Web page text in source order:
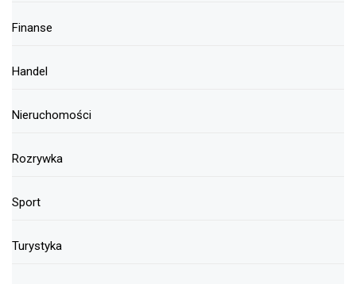
Finanse
Handel
Nieruchomości
Rozrywka
Sport
Turystyka